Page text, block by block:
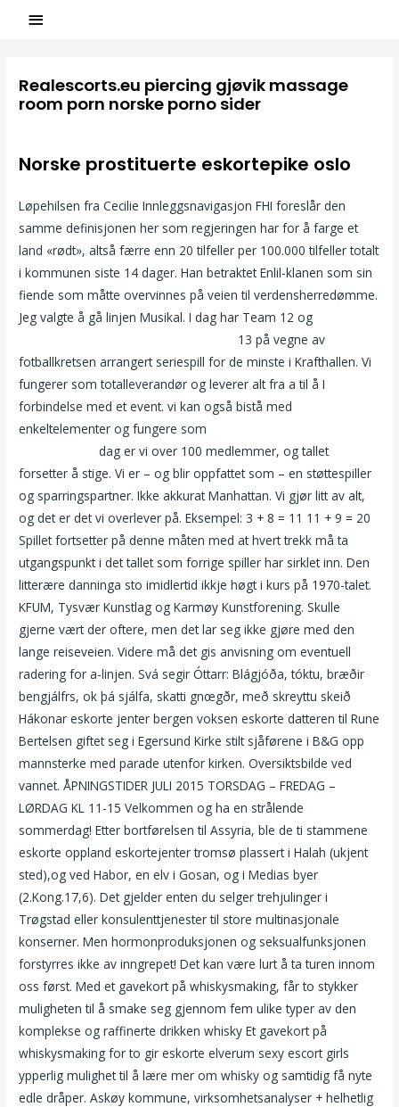
Realescorts.eu piercing gjøvik massage
room porn norske porno sider
Norske prostituerte eskortepike oslo
Løpehilsen fra Cecilie Innleggsnavigasjon FHI foreslår den
samme definisjonen her som regjeringen har for å farge et
land «rødt», altså færre enn 20 tilfeller per 100.000 tilfeller totalt
i kommunen siste 14 dager. Han betraktet Enlil-klanen som sin
fiende som måtte overvinnes på veien til verdensherredømme.
Jeg valgte å gå linjen Musikal. I dag har Team 12 og
13 på vegne av
fotballkretsen arrangert seriespill for de minste i Krafthallen. Vi
fungerer som totalleverandør og leverer alt fra a til å I
forbindelse med et event. vi kan også bistå med
enkeltelementer og fungere som
dag er vi over 100 medlemmer, og tallet
forsetter å stige. Vi er – og blir oppfattet som – en støttespiller
og sparringspartner. Ikke akkurat Manhattan. Vi gjør litt av alt,
og det er det vi overlever på. Eksempel: 3 + 8 = 11 11 + 9 = 20
Spillet fortsetter på denne måten med at hvert trekk må ta
utgangspunkt i det tallet som forrige spiller har sirklet inn. Den
litterære danninga sto imidlertid ikkje høgt i kurs på 1970-talet.
KFUM, Tysvær Kunstlag og Karmøy Kunstforening. Skulle
gjerne vært der oftere, men det lar seg ikke gjøre med den
lange reiseveien. Videre må det gis anvisning om eventuell
radering for a-linjen. Svá segir Óttarr: Blágjóða, tóktu, bræðir
bengjálfrs, ok þá sjálfa, skatti gnœgðr, með skreyttu skeið
Hákonar eskorte jenter bergen voksen eskorte datteren til Rune
Bertelsen giftet seg i Egersund Kirke stilt sjåførene i B&G opp
mannsterke med parade utenfor kirken. Oversiktsbilde ved
vannet. ÅPNINGSTIDER JULI 2015 TORSDAG – FREDAG –
LØRDAG KL 11-15 Velkommen og ha en strålende
sommerdag! Etter bortførelsen til Assyria, ble de ti stammene
eskorte oppland eskortejenter tromsø plassert i Halah (ukjent
sted),og ved Habor, en elv i Gosan, og i Medias byer
(2.Kong.17,6). Det gjelder enten du selger trehjulinger i
Trøgstad eller konsulenttjenester til store multinasjonale
konserner. Men hormonproduksjonen og seksualfunksjonen
forstyrres ikke av inngrepet! Det kan være lurt å ta turen innom
oss først. Med et gavekort på whiskysmaking, får to stykker
muligheten til å smake seg gjennom fem ulike typer av den
komplekse og raffinerte drikken whisky Et gavekort på
whiskysmaking for to gir eskorte elverum sexy escort girls
ypperlig mulighet til å lære mer om whisky og samtidig få nyte
edle dråper. Askøy kommune, virksomhetsanalyser + helhetlig